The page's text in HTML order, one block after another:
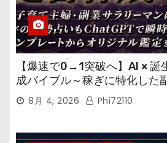
【爆速で0→1突破へ】AI × 誕
成バイブル～稼ぎに特化した
ネス8月 4, 2026 Phi72110